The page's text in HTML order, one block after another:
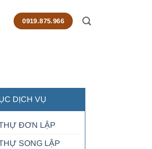
0919.875.966
DỊCH VỤ
ĐƠN LẬP
SONG LẬP